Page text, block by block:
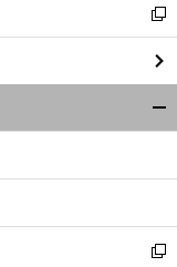
く
新
し
い
ウ
ィ
ン
ウ
開
く
新